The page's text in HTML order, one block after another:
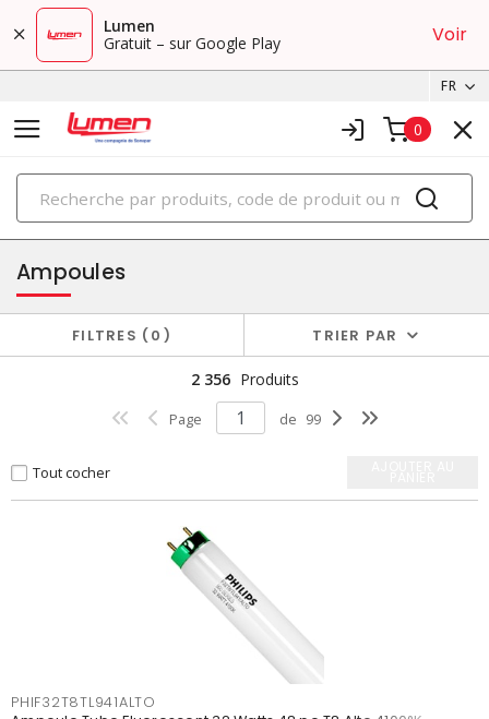
Lumen
Gratuit – sur Google Play
Voir
FR
0
PRODUITS
éclairage
Ampoules
FILTRES 0 TRIER PAR
2 356 Produits
Page de 99
Tout cocher
PHIF32T8TL941ALTO